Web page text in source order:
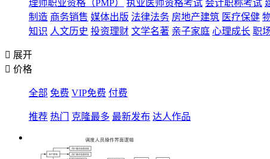
理师职业资格（PMP）
执业医师资格考试 会计职称考试
制造 商务销售 媒体出版 法律法务 房地产建筑 医疗保健
知识 人文历史 投资理财 文学名著 亲子家庭 心理成长 职
 展开
 价格
全部 免费 VIP免费 付费
推荐 热门 克隆最多 最新发布 达人作品